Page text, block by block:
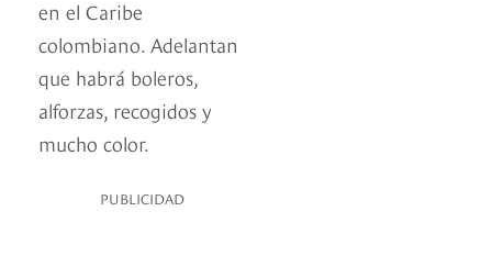
en el Caribe
colombiano. Adelantan
que habrá boleros,
alforzas, recogidos y
mucho color.
PUBLICIDAD